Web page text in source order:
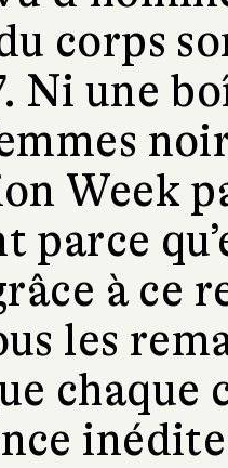
corps
Ni une
Week
parce
à ce
les
chaque